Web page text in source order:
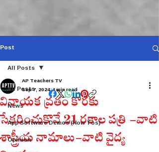
Post
All Posts
News
App Software Demos (How Tos)
Opinion
All Posts
వినాయక వ్రతం కొరకు
సేకరించుకొనే 21 రకాల పత్రి -వాటి
శాస్త్రీయ నామాలు-వాటి వైద్య
AP Teachers TV
Sep 7, 2024 4 min read